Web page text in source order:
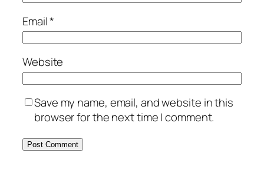
Email*
Website
Save my name, email, and website in this
browser for the next time I comment.